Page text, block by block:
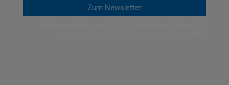
Zum Newsletter